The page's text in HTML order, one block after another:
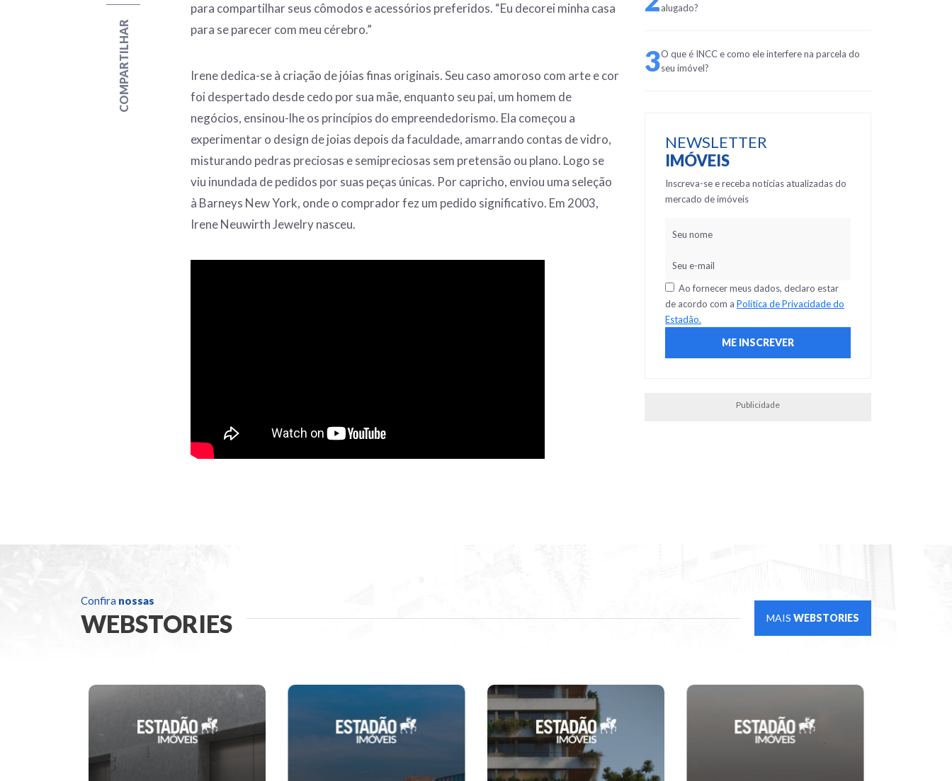
COMPARTILHAR
para compartilhar seus cômodos e acessórios preferidos. “Eu decorei minha casa
para se parecer com meu cérebro.”
Irene dedica-se à criação de jóias finas originais. Seu caso amoroso com arte e cor
foi despertado desde cedo por sua mãe, enquanto seu pai, um homem de
negócios, ensinou-lhe os princípios do empreendedorismo. Ela começou a
experimentar o design de joias depois da faculdade, amarrando contas de vidro,
misturando pedras preciosas e semipreciosas sem pretensão ou plano. Logo se
viu inundada de pedidos por suas peças únicas. Por capricho, enviou uma seleção
à Barneys New York, onde o comprador fez um pedido significativo. Em 2003,
Irene Neuwirth Jewelry nasceu.
alugado?
3O que é INCC e como ele interfere na parcela do
seu imóvel?
NEWSLETTER
IMÓVEIS
Inscreva-se e receba notícias atualizadas do
mercado de imóveis
Ao fornecer meus dados, declaro estar
de acordo com a Política de Privacidade do
Estadão.
Publicidade
Confira nossas
WEBSTORIES MAIS WEBSTORIES